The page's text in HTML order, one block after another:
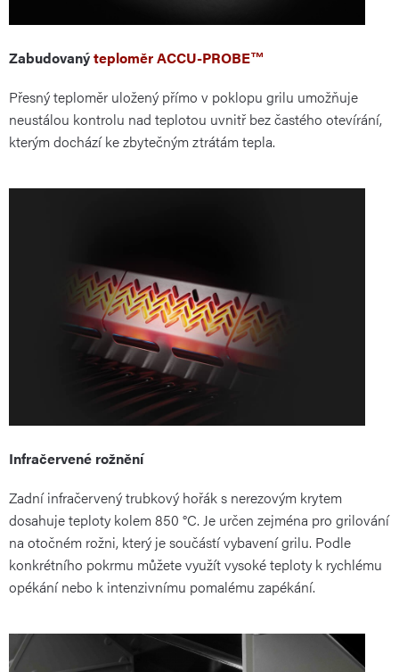
Zabudovanýteploměr ACCU-PROBE™
Přesný teploměr uložený přímo v poklopu grilu umožňuje
neustálou kontrolu nad teplotou uvnitř bez častého otevírání,
kterým dochází ke zbytečným ztrátám tepla.
Infračervené rožnění
Zadní infračervený trubkový hořák s nerezovým krytem
dosahuje teploty kolem 850 °C. Je určen zejména pro grilování
na otočném rožni, který je součástí vybavení grilu. Podle
konkrétního pokrmu můžete využít vysoké teploty k rychlému
opékání nebo k intenzivnímu pomalému zapékání.